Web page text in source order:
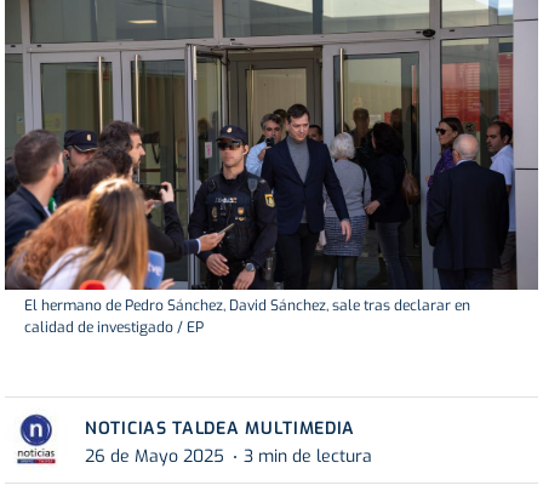
El hermano de Pedro Sánchez, David Sánchez, sale tras declarar en
calidad de investigado / EP
NOTICIAS TALDEA MULTIMEDIA
26 de Mayo 2025
3 min de lectura